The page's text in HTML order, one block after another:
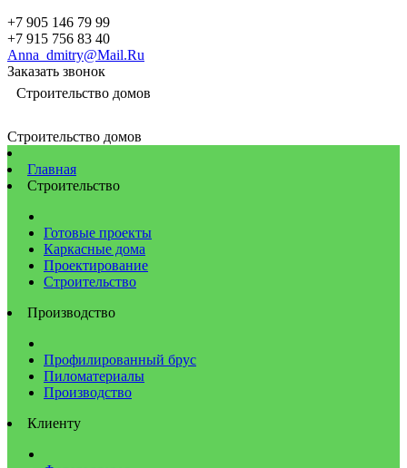
+7 905 146 79 99
+7 915 756 83 40
Anna_dmitry@Mail.Ru
Заказать звонок
Строительство домов
Строительство домов
Главная
Строительство
Готовые проекты
Каркасные дома
Проектирование
Строительство
Производство
Профилированный брус
Пиломатериалы
Производство
Клиенту